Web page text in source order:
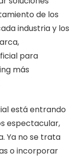
de los
industria y los
para
más
está entrando
espectacular,
Ya no se trata
o incorporar